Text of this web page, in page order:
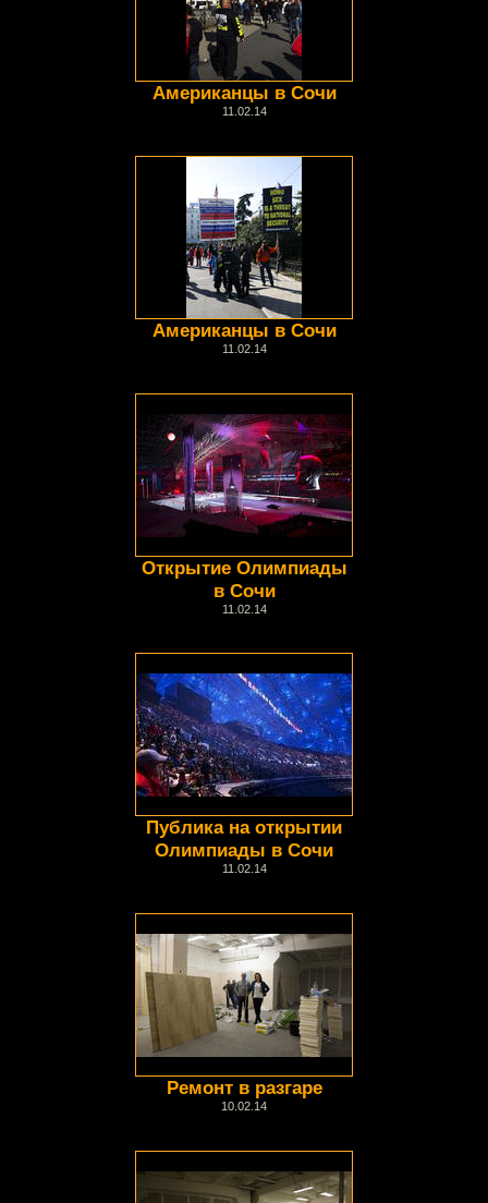
Американцы в Сочи
11.02.14
Американцы в Сочи
11.02.14
Открытие Олимпиады
в Сочи
11.02.14
Публика на открытии
Олимпиады в Сочи
11.02.14
Ремонт в разгаре
10.02.14